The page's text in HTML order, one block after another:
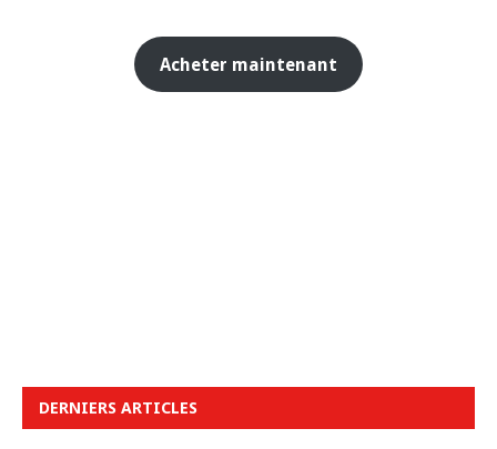
Acheter maintenant
DERNIERS ARTICLES